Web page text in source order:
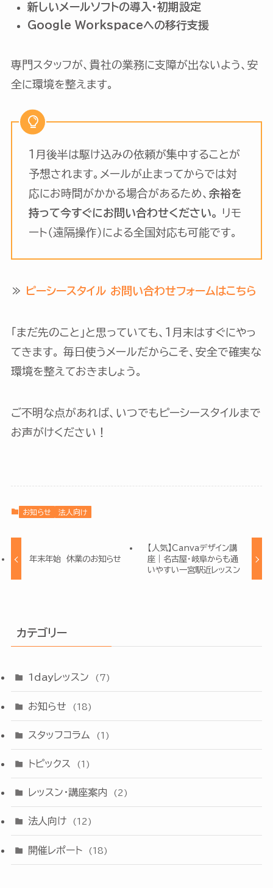
新しいメールソフトの導入・初期設定
Google Workspaceへの移行支援
専門スタッフが、貴社の業務に支障が出ないよう、安
全に環境を整えます。
1月後半は駆け込みの依頼が集中することが
予想されます。メールが止まってからでは対
応にお時間がかかる場合があるため、 余裕を
持って今すぐにお問い合わせください。
リモ
ート（遠隔操作）による全国対応も可能です。
≫ ピーシースタイル お問い合わせフォームはこちら
「まだ先のこと」と思っていても、1月末はすぐにやっ
てきます。 毎日使うメールだからこそ、安全で確実な
環境を整えておきましょう。
ご不明な点があれば、いつでもピーシースタイルまで
お声がけください！
お知らせ 法人向け
年末年始 休業のお知らせ
【人気】Canvaデザイン講
座｜名古屋・岐阜からも通
いやすい一宮駅近レッスン
カテゴリー
1dayレッスン (7)
お知らせ (18)
スタッフコラム (1)
トピックス (1)
レッスン・講座案内 (2)
法人向け (12)
開催レポート (18)